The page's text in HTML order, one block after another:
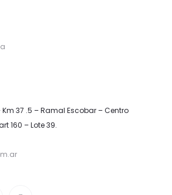
37 .5 – Ramal Escobar – Centro
160 – Lote 39.